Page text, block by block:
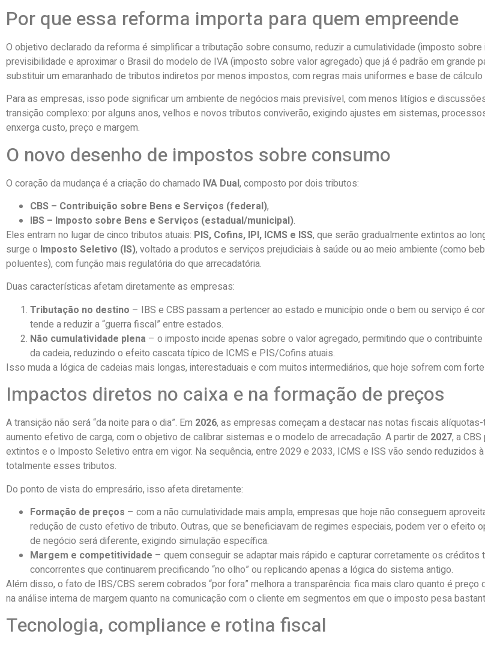
Por que essa reforma importa para quem empreende
O objetivo declarado da reforma é simplificar a tributação sobre consumo, reduzir a cumulatividade (imposto
previsibilidade e aproximar o Brasil do modelo de IVA (imposto sobre valor agregado) que já é padrão em grande
substituir um emaranhado de tributos indiretos por menos impostos, com regras mais uniformes e base de cálculo
Para as empresas, isso pode significar um ambiente de negócios mais previsível, com menos litígios e
transição complexo: por alguns anos, velhos e novos tributos conviverão, exigindo ajustes em sistemas,
enxerga custo, preço e margem.
O novo desenho de impostos sobre consumo
O coração da mudança é a criação do chamado IVA Dual, composto por dois tributos:
CBS – Contribuição sobre Bens e Serviços (federal),
IBS – Imposto sobre Bens e Serviços (estadual/municipal).
Eles entram no lugar de cinco tributos atuais: PIS, Cofins, IPI, ICMS e ISS, que serão gradualmente extintos ao
surge o Imposto Seletivo (IS), voltado a produtos e serviços prejudiciais à saúde ou ao meio ambiente (como
poluentes), com função mais regulatória do que arrecadatória.
Duas características afetam diretamente as empresas:
Tributação no destino – IBS e CBS passam a pertencer ao estado e município onde o bem ou serviço é
tende a reduzir a “guerra fiscal” entre estados.
Não cumulatividade plena – o imposto incide apenas sobre o valor agregado, permitindo que o
da cadeia, reduzindo o efeito cascata típico de ICMS e PIS/Cofins atuais.
Isso muda a lógica de cadeias mais longas, interestaduais e com muitos intermediários, que hoje sofrem com
Impactos diretos no caixa e na formação de preços
A transição não será “da noite para o dia”. Em 2026, as empresas começam a destacar nas notas fiscais
aumento efetivo de carga, com o objetivo de calibrar sistemas e o modelo de arrecadação. A partir de 2027, a
extintos e o Imposto Seletivo entra em vigor. Na sequência, entre 2029 e 2033, ICMS e ISS vão sendo reduzidos
totalmente esses tributos.
Do ponto de vista do empresário, isso afeta diretamente:
Formação de preços – com a não cumulatividade mais ampla, empresas que hoje não conseguem
redução de custo efetivo de tributo. Outras, que se beneficiavam de regimes especiais, podem ver o efeito
de negócio será diferente, exigindo simulação específica.
Margem e competitividade – quem conseguir se adaptar mais rápido e capturar corretamente os
concorrentes que continuarem precificando “no olho” ou replicando apenas a lógica do sistema antigo.
Além disso, o fato de IBS/CBS serem cobrados “por fora” melhora a transparência: fica mais claro quanto é preço
na análise interna de margem quanto na comunicação com o cliente em segmentos em que o imposto pesa
Tecnologia, compliance e rotina fiscal